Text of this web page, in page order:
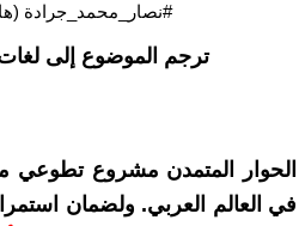
#نصار_محمد_جرادة
ترجم الموضوع إلى
الحوار المتمدن مشروع تطوعي
في العالم العربي. ولضمان